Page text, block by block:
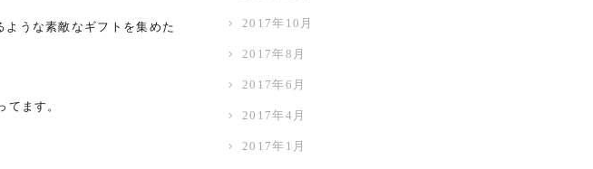
うな素敵なギフトを集めた
ます。
2017年10月
2017年8月
2017年6月
2017年4月
2017年1月